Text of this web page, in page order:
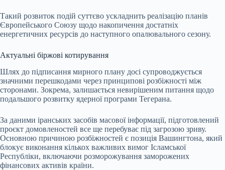
Такий розвиток подій суттєво ускладнить реалізацію планів
Європейського Союзу щодо накопичення достатніх
енергетичних ресурсів до наступного опалювального сезону.
Актуальні біржові котирування
Шлях до підписання мирного плану досі супроводжується
значними перешкодами через принципові розбіжності між
сторонами. Зокрема, залишається невирішеним питання щодо
подальшого розвитку ядерної програми Тегерана.
За даними іранських засобів масової інформації, підготовлений
проєкт домовленостей все ще перебуває під загрозою зриву.
Основною причиною розбіжностей є позиція Вашингтона, який
блокує виконання кількох важливих вимог Ісламської
Республіки, включаючи розморожування заморожених
фінансових активів країни.